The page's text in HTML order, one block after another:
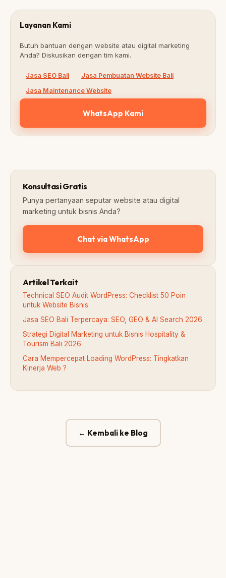
Layanan Kami
Butuh bantuan dengan website atau digital marketing
Anda? Diskusikan dengan tim kami.
Jasa SEO Bali
Jasa Pembuatan Website Bali
Jasa Maintenance Website
WhatsApp Kami
Konsultasi Gratis
Punya pertanyaan seputar website atau digital
marketing untuk bisnis Anda?
Chat via WhatsApp
Artikel Terkait
Technical SEO Audit WordPress: Checklist 50 Poin
untuk Website Bisnis
Jasa SEO Bali Terpercaya: SEO, GEO & AI Search 2026
Strategi Digital Marketing untuk Bisnis Hospitality &
Tourism Bali 2026
Cara Mempercepat Loading WordPress: Tingkatkan
Kinerja Web ?
← Kembali ke Blog